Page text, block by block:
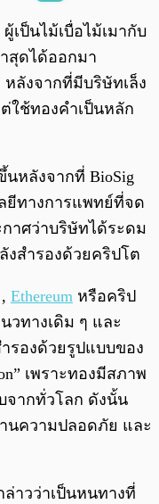
0:00 /0:00
เป็นไม้เบื่อไม้เมากับ
สุดได้ออกมา
หลังจากที่มีบริษัทเล็ง
ใช้ทองคำเป็นหลัก
นหลังจากที่ BioSig
ลยีทางการแพทย์ที่จด
าศว่าบริษัทได้ระดม
งสำรองด้วยคริปโต
, Ethereum หรือคริป
วทางเดิม ๆ และ
ำรองด้วยรูปแบบของ
เพราะทองมีสภาพ
จากทั่วโลก ดังนั้น
นความปลอดภัย และ
ล่าวว่าเป็นหนทางที่